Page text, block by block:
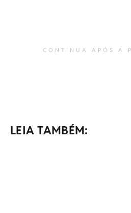
CONTINUA APÓS A
LEIA TAMBÉM: